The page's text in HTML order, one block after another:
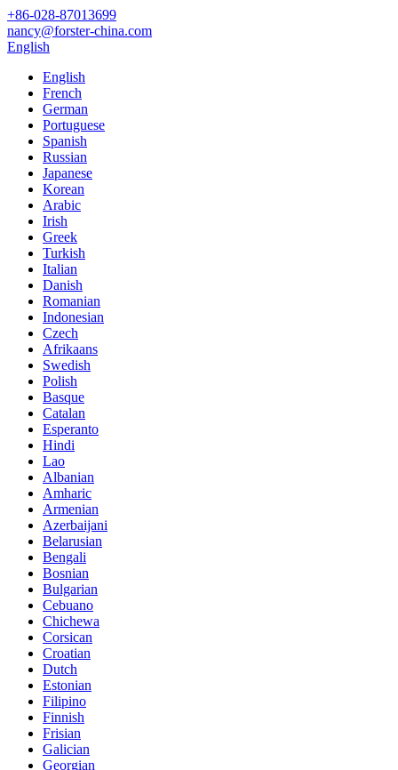
‎+86-028-87013699
nancy@forster-china.com
English
English
French
German
Portuguese
Spanish
Russian
Japanese
Korean
Arabic
Irish
Greek
Turkish
Italian
Danish
Romanian
Indonesian
Czech
Afrikaans
Swedish
Polish
Basque
Catalan
Esperanto
Hindi
Lao
Albanian
Amharic
Armenian
Azerbaijani
Belarusian
Bengali
Bosnian
Bulgarian
Cebuano
Chichewa
Corsican
Croatian
Dutch
Estonian
Filipino
Finnish
Frisian
Galician
Georgian